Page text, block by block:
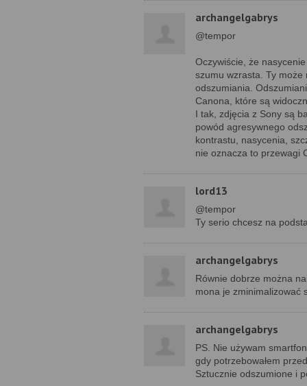
archangelgabrys
@tempor
Oczywiście, że
szumu wzrasta. Ty
odszumiania.
Canona, które są
I tak, zdjęcia z Sony są
powód agresywnego
kontrastu, nasycenia,
nie oznacza to przewagi
lord13
@tempor
Ty serio chcesz na
archangelgabrys
Równie dobrze można
mona je zminimalizować
archangelgabrys
PS. Nie używam
gdy potrzebowałem
Sztucznie odszumione i